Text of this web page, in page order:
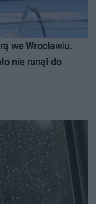
we Wrocławiu.
nie runął do